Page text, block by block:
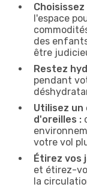
l'espace
des
être
Restez
pendant
Utilisez
d'oreilles :
votre vol
Étirez vos
et étirez-
la